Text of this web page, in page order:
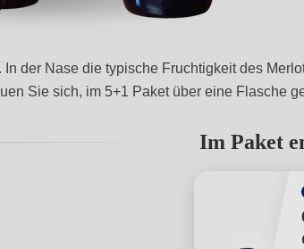
der Nase die typische Fruchtigkeit des
Sie sich, im 5+1 Paket über eine Flasche
Im Paket